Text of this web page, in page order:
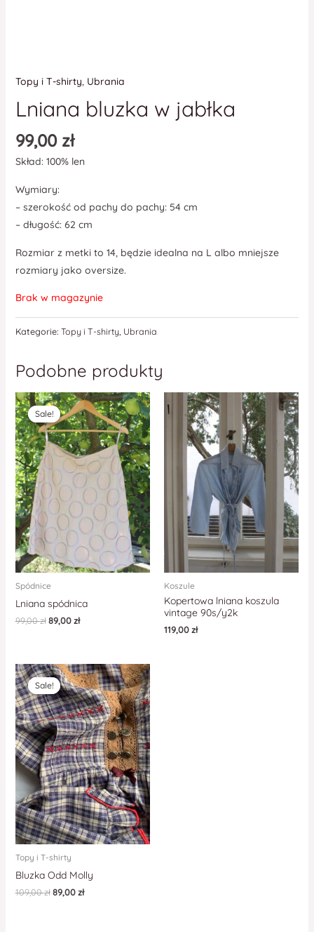
Topy i T-shirty, Ubrania
Lniana bluzka w jabłka
99,00 zł
Skład: 100% len
Wymiary:
– szerokość od pachy do pachy: 54 cm
– długość: 62 cm
Rozmiar z metki to 14, będzie idealna na L albo mniejsze
rozmiary jako oversize.
Brak w magazynie
Kategorie: Topy i T-shirty, Ubrania
Podobne produkty
Sale!
Sale!
Spódnice
Lniana spódnica
99,00zł 89,00zł
Koszule
Kopertowa lniana koszula
vintage 90s/y2k
119,00zł
Sale!
Sale!
Topy i T-shirty
Bluzka Odd Molly
109,00zł 89,00zł